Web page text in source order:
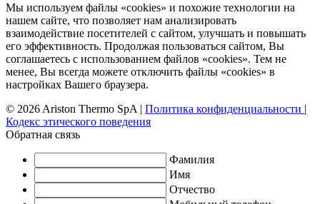
Мы используем файлы «cookies» и похожие технологии на
нашем сайте, что позволяет нам анализировать
взаимодействие посетителей с сайтом, улучшать и повышать
его эффективность. Продолжая пользоваться сайтом, Вы
соглашаетесь с использованием файлов «cookies». Тем не
менее, Вы всегда можете отключить файлы «cookies» в
настройках Вашего браузера.
© 2026 Ariston Thermo SpA | Политика конфиденциальности |
Кодекс этического поведения
Обратная связь
Фамилия
Имя
Отчество